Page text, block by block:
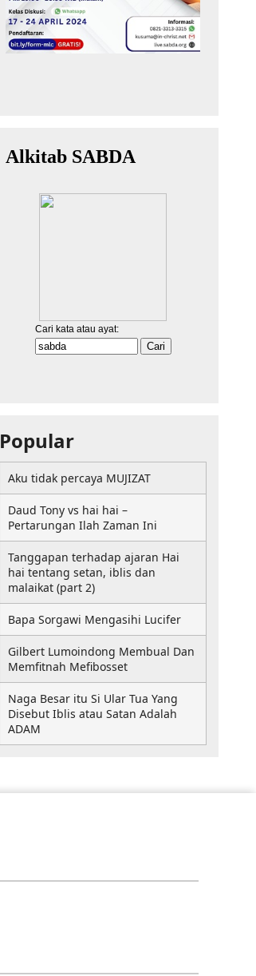
Popular
Aku tidak percaya MUJIZAT
Daud Tony vs hai hai –
Pertarungan Ilah Zaman Ini
Tanggapan terhadap ajaran Hai
hai tentang setan, iblis dan
malaikat (part 2)
Bapa Sorgawi Mengasihi Lucifer
Gilbert Lumoindong Membual Dan
Memfitnah Mefibosset
Naga Besar itu Si Ular Tua Yang
Disebut Iblis atau Satan Adalah
ADAM